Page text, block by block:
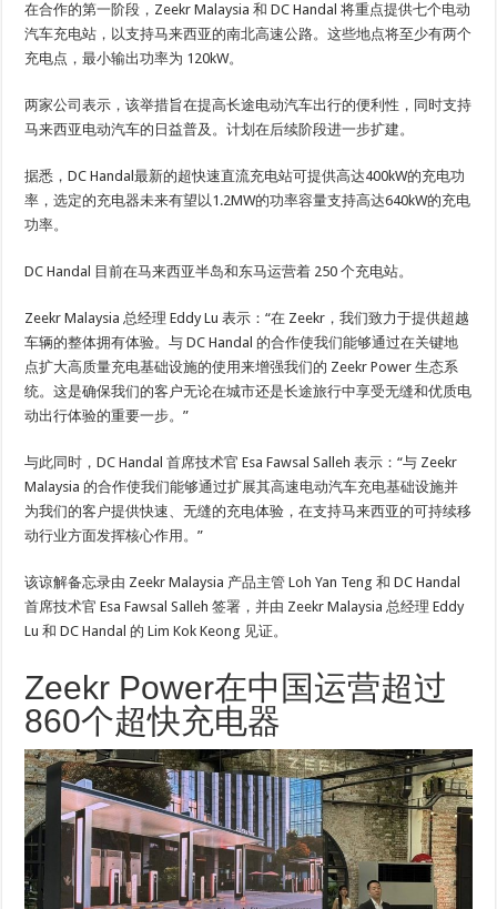
在合作的第一阶段，Zeekr Malaysia 和 DC Handal 将重点提供七个电动
汽车充电站，以支持马来西亚的南北高速公路。这些地点将至少有两个
充电点，最小输出功率为 120kW。
两家公司表示，该举措旨在提高长途电动汽车出行的便利性，同时支持
马来西亚电动汽车的日益普及。计划在后续阶段进一步扩建。
据悉，DC Handal最新的超快速直流充电站可提供高达400kW的充电功
率，选定的充电器未来有望以1.2MW的功率容量支持高达640kW的充电
功率。
DC Handal 目前在马来西亚半岛和东马运营着 250 个充电站。
Zeekr Malaysia 总经理 Eddy Lu 表示：“在 Zeekr，我们致力于提供超越
车辆的整体拥有体验。与 DC Handal 的合作使我们能够通过在关键地
点扩大高质量充电基础设施的使用来增强我们的 Zeekr Power 生态系
统。这是确保我们的客户无论在城市还是长途旅行中享受无缝和优质电
动出行体验的重要一步。”
与此同时，DC Handal 首席技术官 Esa Fawsal Salleh 表示：“与 Zeekr
Malaysia 的合作使我们能够通过扩展其高速电动汽车充电基础设施并
为我们的客户提供快速、无缝的充电体验，在支持马来西亚的可持续移
动行业方面发挥核心作用。”
该谅解备忘录由 Zeekr Malaysia 产品主管 Loh Yan Teng 和 DC Handal
首席技术官 Esa Fawsal Salleh 签署，并由 Zeekr Malaysia 总经理 Eddy
Lu 和 DC Handal 的 Lim Kok Keong 见证。
Zeekr Power在中国运营超过
860个超快充电器